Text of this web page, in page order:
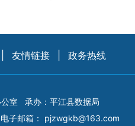
友情链接 政务热线
室
承办：平江县数据局
电子邮箱： pjzwgkb@163.com